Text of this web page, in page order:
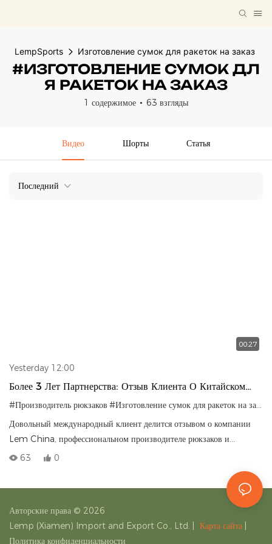
LempSports Изготовление сумок для ракеток на заказ
#ИЗГОТОВЛЕНИЕ СУМОК ДЛ
Я РАКЕТОК НА ЗАКАЗ
1 содержимое 63 взгляды
Видео Шорты Статья
Последний
00:27
Yesterday 12:00
Более 3 Лет Партнерства: Отзыв Клиента О Китайском
Производителе Рюкзаков Lem.
#Производитель рюкзаков #Изготовление сумок для ракеток на заказ
Довольный международный клиент делится отзывом о компании
Lem China, профессиональном производителе рюкзаков и
снаряжения для активного отдыха, отмечая своевременную доставку
63 0
Авторские права © 2026
Lemp (Xiamen) Import and Export Co., Ltd.
Карта сайта
Политика конфиденциальности